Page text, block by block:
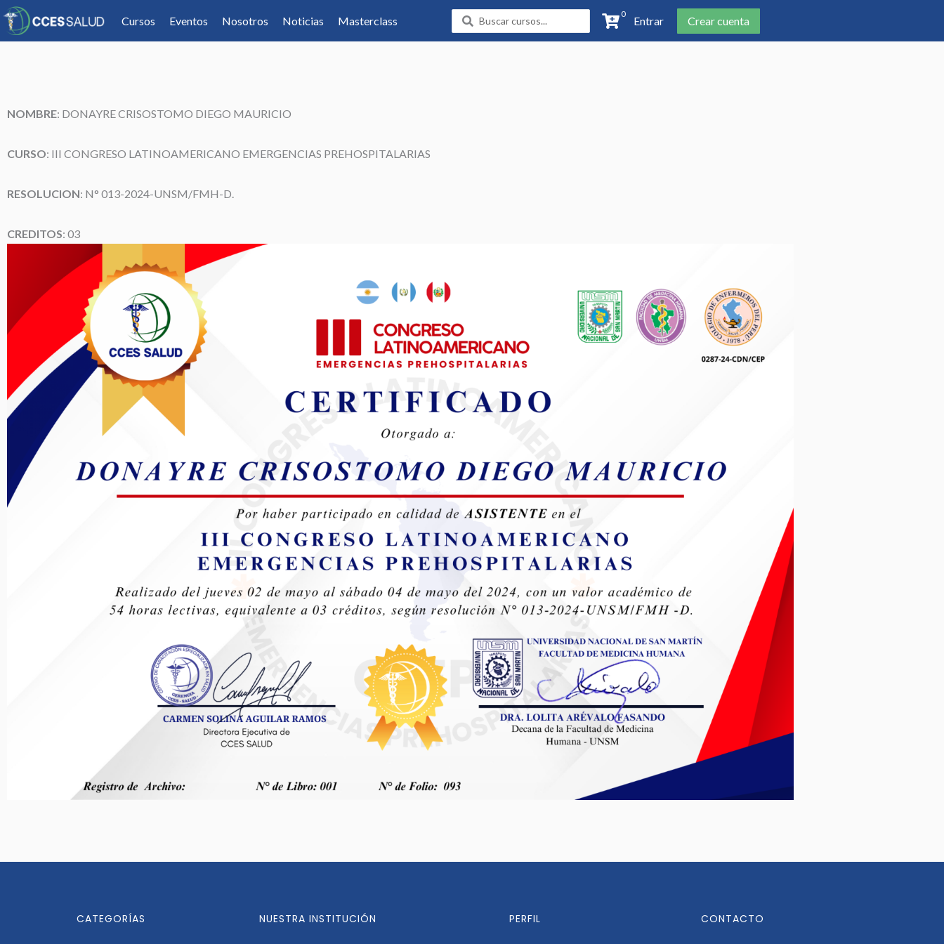
Cursos Eventos Nosotros Noticias Masterclass
Search
...
0
Entrar Crear cuenta
NOMBRE: DONAYRE CRISOSTOMO DIEGO MAURICIO
CURSO: III CONGRESO LATINOAMERICANO EMERGENCIAS PREHOSPITALARIAS
RESOLUCION: N° 013-2024-UNSM/FMH-D.
CREDITOS: 03
CATEGORÍAS NUESTRA INSTITUCIÓN PERFIL CONTACTO